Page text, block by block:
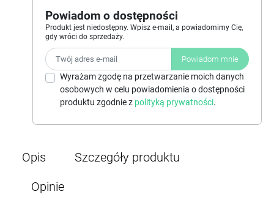
Powiadom o dostępności
Produkt jest niedostępny. Wpisz e-mail, a powiadomimy Cię,
gdy wróci do sprzedaży.
Powiadom mnie
Wyrażam zgodę na przetwarzanie moich danych
osobowych w celu powiadomienia o dostępności
produktu zgodnie z polityką prywatności.
Opis
Szczegóły produktu
Opinie